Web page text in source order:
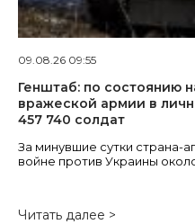
09.08.26 09:55
Генштаб: по состоянию
вражеской армии в
457 740 солдат
За минувшие сутки страна-
войне против Украины около
Читать далее >